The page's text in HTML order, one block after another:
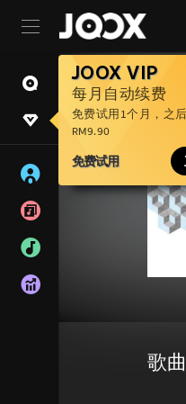
JOOX VIP
每月自动续费
免费试用1个月，之
RM9.90
免费试用
歌